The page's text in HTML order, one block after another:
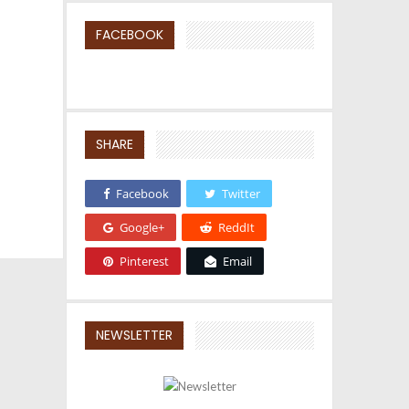
FACEBOOK
SHARE
Facebook Twitter
Google+ ReddIt
Pinterest Email
NEWSLETTER